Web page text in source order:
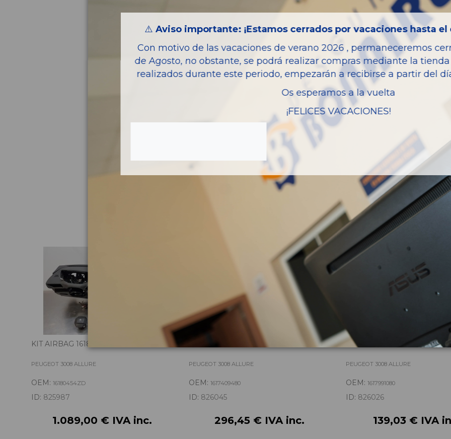
Combustible
Versión
Potencia
Modelo
Garantia
Piezas almacenadas del
KIT AIRBAG 16180454ZD
PEUGEOT 3008 ALLURE
OEM: 16180454ZD
ID: 825987
1.089,00 € IVA inc.
PORTON TRASERO 1617409480
PEUGEOT 3008 ALLURE
OEM: 1617409480
ID: 826045
296,45 € IVA inc.
PARAGOLPES TRASERO
PEUGEOT 3008 ALLURE
OEM: 1617991080
ID: 826026
139,03 € IVA
⚠️ Aviso importante: ¡Estamos cerrados por vacaciones hasta el
Con motivo de las vacaciones de verano 2026 , permaneceremos
de Agosto, no obstante, se podrá realizar compras mediante la
realizados durante este periodo, empezarán a recibirse a partir del
Os esperamos a la vuelta
¡FELICES VACACIONES!